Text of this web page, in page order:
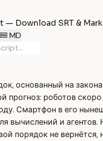
— Download SRT &
MD
основанный на
прогноз: роботов
Смартфон в его
вычислений и
порядок не вернётся,